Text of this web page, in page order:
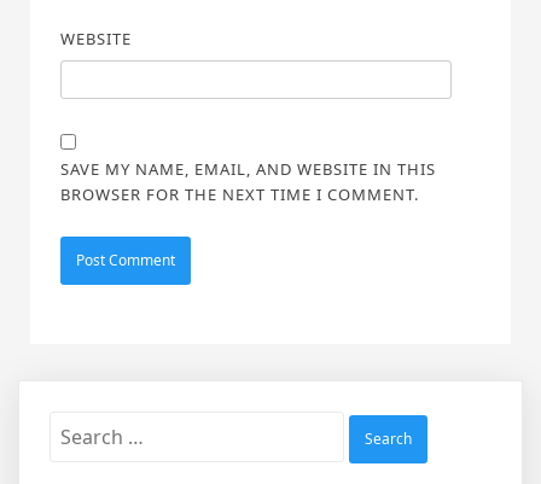
WEBSITE
SAVE MY NAME, EMAIL, AND WEBSITE IN THIS
BROWSER FOR THE NEXT TIME I COMMENT.
Search